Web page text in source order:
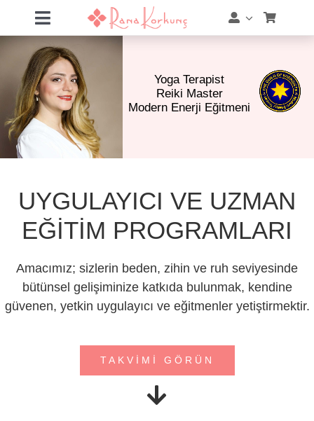
content
Toggle
Navigation
Hakkımda
Hizmetler
Eğitimler
Mağaza
Blog
Yoga Terapist
Reiki Master
Modern Enerji Eğitmeni
UYGULAYICI VE UZMAN
EĞİTİM PROGRAMLARI
Amacımız; sizlerin beden, zihin ve ruh seviyesinde
bütünsel gelişiminize katkıda bulunmak, kendine
güvenen, yetkin uygulayıcı ve eğitmenler yetiştirmektir.
TAKVİMİ GÖRÜN